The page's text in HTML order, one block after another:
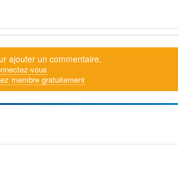
ajouter un commentaire.
vous
membre gratuitement